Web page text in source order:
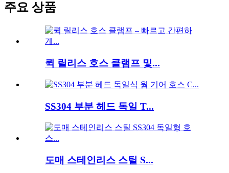
주요 상품
퀵 릴리스 호스 클램프 및...
SS304 부분 헤드 독일 T...
도매 스테인리스 스틸 S...